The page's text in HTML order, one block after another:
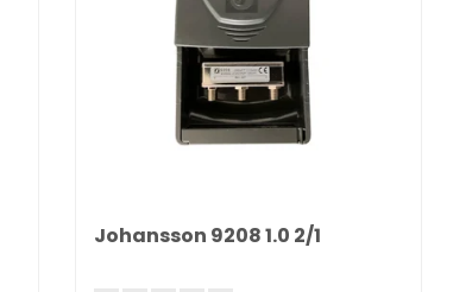
Johansson 9208 1.0 2/1